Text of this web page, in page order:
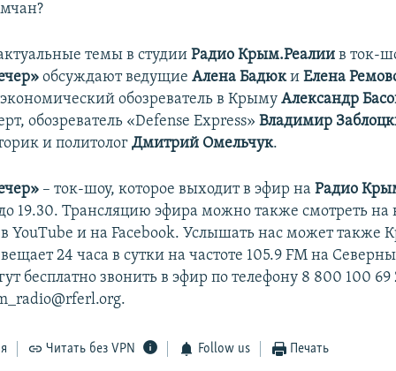
темы в студииРадио Крым.Реалиив ток-
обсуждают ведущиеАлена БадюкиЕлена
обозреватель в КрымуАлександр
обозреватель «Defense Express»Владимир
и политологДмитрий Омельчук.
– ток-шоу, которое выходит в эфир наРадио
19.30. Трансляцию эфира можно также смотреть на
YouTube и на Facebook. Услышать нас может также
24 часа в сутки на частоте 105.9 FM на
бесплатно звонить в эфир по телефону 8 800 100 69
Читать без VPN Follow us Печать